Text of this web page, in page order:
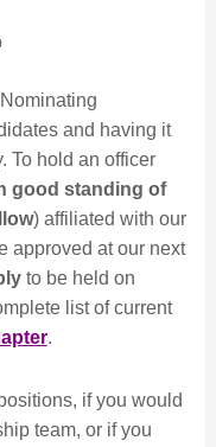
and having it
To hold an officer
good standing of
) affiliated with our
approved at our next
to be held on
list of current
.
if you would
team, or if you